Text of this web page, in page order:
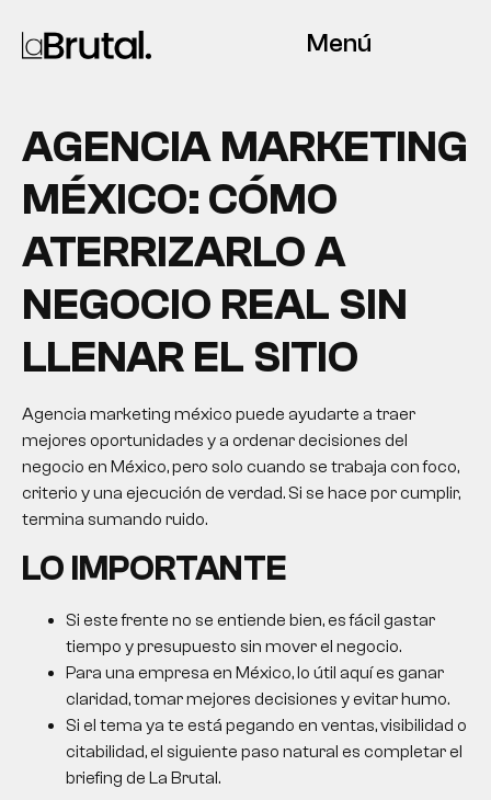
Menú
AGENCIA MARKETING
MÉXICO: CÓMO
ATERRIZARLO A
NEGOCIO REAL SIN
LLENAR EL SITIO
Agencia marketing méxico puede ayudarte a traer
mejores oportunidades y a ordenar decisiones del
negocio en México, pero solo cuando se trabaja con foco,
criterio y una ejecución de verdad. Si se hace por cumplir,
termina sumando ruido.
LO IMPORTANTE
Si este frente no se entiende bien, es fácil gastar
tiempo y presupuesto sin mover el negocio.
Para una empresa en México, lo útil aquí es ganar
claridad, tomar mejores decisiones y evitar humo.
Si el tema ya te está pegando en ventas, visibilidad o
citabilidad, el siguiente paso natural es completar el
briefing de La Brutal.